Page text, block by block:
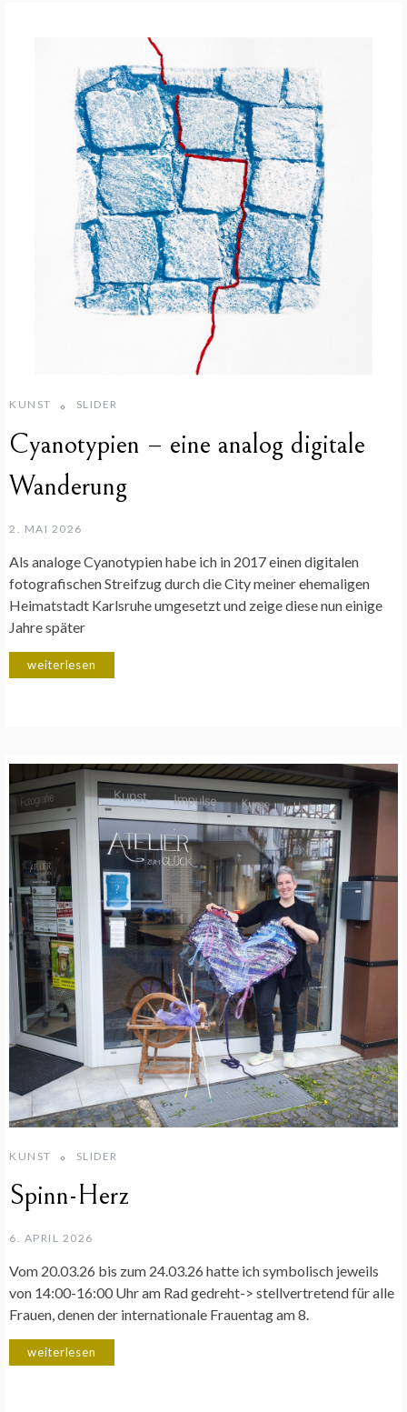
KUNST SLIDER
Cyanotypien – eine analog digitale
Wanderung
2. MAI 2026
Als analoge Cyanotypien habe ich in 2017 einen digitalen
fotografischen Streifzug durch die City meiner ehemaligen
Heimatstadt Karlsruhe umgesetzt und zeige diese nun einige
Jahre später
weiterlesen
KUNST SLIDER
Spinn-Herz
6. APRIL 2026
Vom 20.03.26 bis zum 24.03.26 hatte ich symbolisch jeweils
von 14:00-16:00 Uhr am Rad gedreht-> stellvertretend für alle
Frauen, denen der internationale Frauentag am 8.
weiterlesen